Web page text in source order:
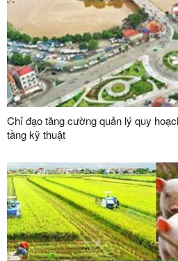
Chỉ đạo tăng cường quản lý quy
tầng kỹ thuật